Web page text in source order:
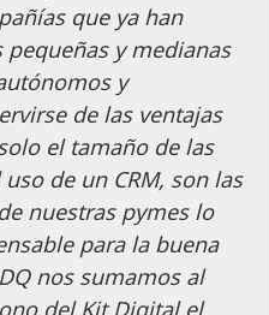
que ya han
y medianas
y
de las ventajas
el tamaño de las
de un CRM, son las
nuestras pymes lo
para la buena
nos sumamos al
del Kit Digital el